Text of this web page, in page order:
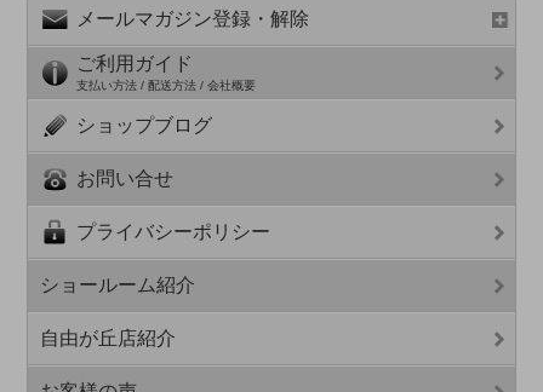
メールマガジン登録・解除
ご利用ガイド
支払い方法 / 配送方法 / 会社概要
ショップブログ
お問い合せ
プライバシーポリシー
ショールーム紹介
自由が丘店紹介